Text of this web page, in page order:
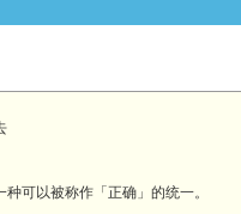
可以被称作「正确」的统一。